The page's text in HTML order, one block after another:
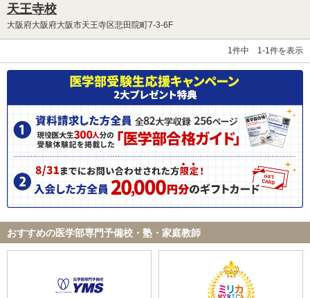
天王寺校
大阪府大阪府大阪市天王寺区悲田院町7-3-6F
1件中 1-1件を表示
おすすめの医学部専門予備校・塾・家庭教師